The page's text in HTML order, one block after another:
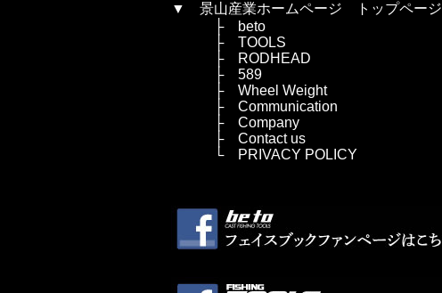
▼ 景山産業ホームページ トップページ
├
beto
├ TOOLS
├
RODHEAD
├ 589
├ Wheel Weight
├ Communication
├ Company
├ Contact us
└
PRIVACY POLICY